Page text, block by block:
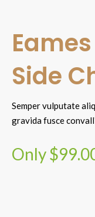
Side
Semper vulputate
gravida fusce
Only